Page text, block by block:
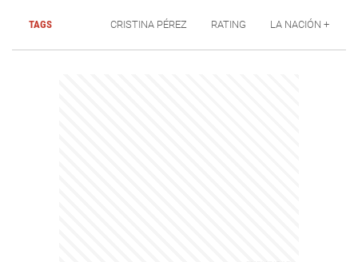
TAGS CRISTINA PÉREZ RATING LA NACIÓN +